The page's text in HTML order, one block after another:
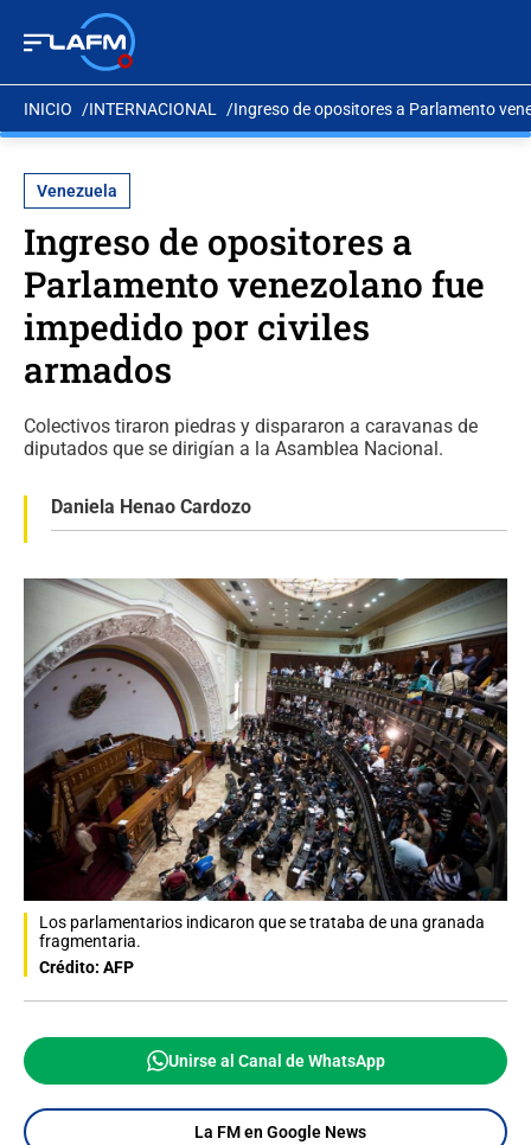
INICIO INTERNACIONAL Ingreso de opositores a Parlamento
Venezuela
Ingreso de opositores a
Parlamento venezolano fue
impedido por civiles
armados
Colectivos tiraron piedras y dispararon a caravanas de
diputados que se dirigían a la Asamblea Nacional.
Daniela Henao Cardozo
Los parlamentarios indicaron que se trataba de una granada
fragmentaria.
Crédito: AFP
Unirse al Canal de WhatsApp
La FM en Google News